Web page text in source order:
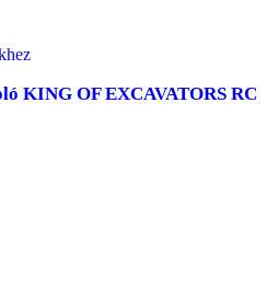
KING OF EXCAVATORS RC